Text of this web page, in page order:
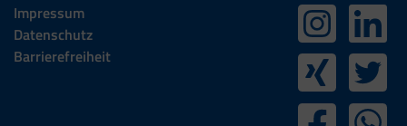
Impressum
Datenschutz
Barrierefreiheit